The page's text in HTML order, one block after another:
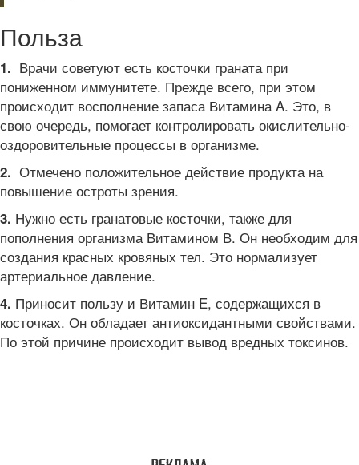
Польза
1. Врачи советуют есть косточки граната при
пониженном иммунитете. Прежде всего, при этом
происходит восполнение запаса Витамина A. Это, в
свою очередь, помогает контролировать окислительно-
оздоровительные процессы в организме.
2. Отмечено положительное действие продукта на
повышение остроты зрения.
3. Нужно есть гранатовые косточки, также для
пополнения организма Витамином В. Он необходим для
создания красных кровяных тел. Это нормализует
артериальное давление.
4. Приносит пользу и Витамин E, содержащихся в
косточках. Он обладает антиоксидантными свойствами.
По этой причине происходит вывод вредных токсинов.